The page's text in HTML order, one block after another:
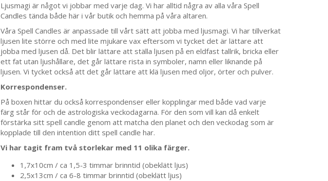
Ljusmagi är något vi jobbar med varje dag. Vi har alltid några av alla våra Spell
Candles tända både här i vår butik och hemma på våra altaren.
Våra Spell Candles är anpassade till vårt sätt att jobba med ljusmagi. Vi har tillverkat
ljusen lite större och med lite mjukare vax eftersom vi tycket det är lättare att
jobba med ljusen då. Det blir lättare att ställa ljusen på en eldfast tallrik, bricka eller
ett fat utan ljushållare, det går lättare rista in symboler, namn eller liknande på
ljusen. Vi tycket också att det går lättare att klä ljusen med oljor, örter och pulver.
Korrespondenser.
På boxen hittar du också korrespondenser eller kopplingar med både vad varje
färg står för och de astrologiska veckodagarna. För den som vill kan då enkelt
förstärka sitt spell candle genom att matcha den planet och den veckodag som är
kopplade till den intention ditt spell candle har.
Vi har tagit fram två storlekar med 11 olika färger.
1,7x10cm / ca 1,5-3 timmar brinntid (obeklätt ljus)
2,5x13cm / ca 6-8 timmar brinntid (obeklätt ljus)